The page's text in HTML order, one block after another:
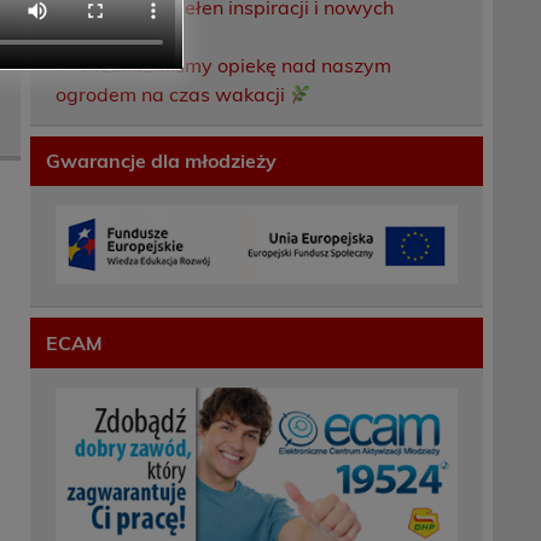
Weekend pełen inspiracji i nowych
doświadczeń!
Przekazaliśmy opiekę nad naszym
ogrodem na czas wakacji
Gwarancje dla młodzieży
ECAM